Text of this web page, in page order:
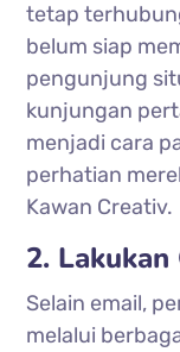
tetap
belum siap
pengunjung
kunjungan
menjadi cara
perhatian
Kawan Creativ.
2.
Selain email,
melalui